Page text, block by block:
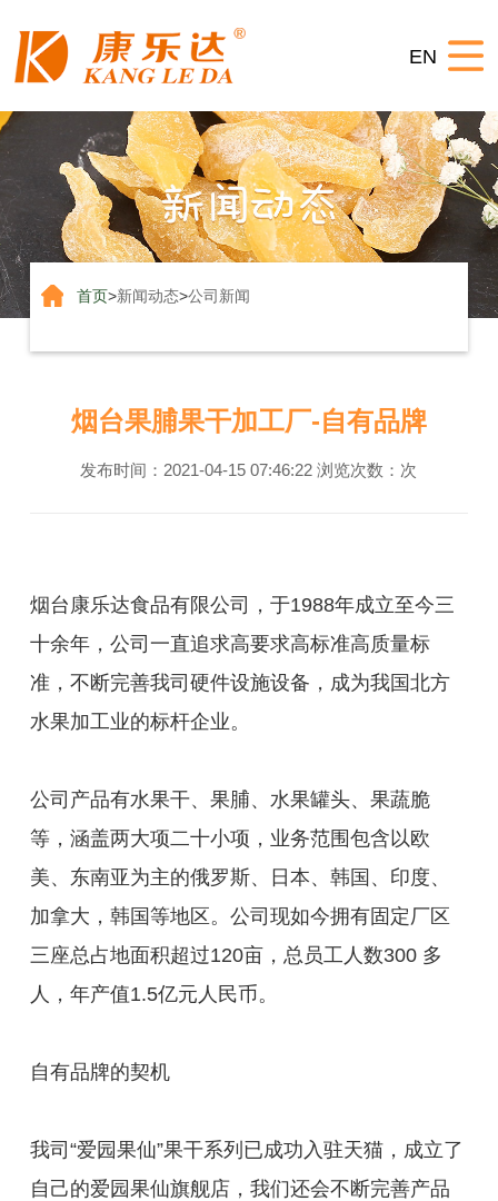
站
首
页
关
于
我
们
产
品
系
列
生
产
视
联
系
EN
首页>新闻动态>公司新闻
烟台果脯果干加工厂-自有品牌
发布时间：2021-04-15 07:46:22 浏览次数： 次
烟台康乐达食品有限公司，于1988年成立至今三
十余年，公司一直追求高要求高标准高质量标
准，不断完善我司硬件设施设备，成为我国北方
水果加工业的标杆企业。
公司产品有水果干、果脯、水果罐头、果蔬脆
等，涵盖两大项二十小项，业务范围包含以欧
美、东南亚为主的俄罗斯、日本、韩国、印度、
加拿大，韩国等地区。公司现如今拥有固定厂区
三座总占地面积超过120亩，总员工人数300 多
人，年产值1.5亿元人民币。
自有品牌的契机
我司“爱园果仙”果干系列已成功入驻天猫，成立了
自己的爱园果仙旗舰店，我们还会不断完善产品